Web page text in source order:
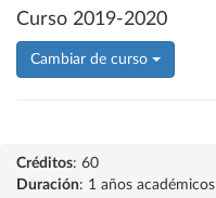
Curso 2019-2020
Cambiar de curso
Créditos: 60
Duración: 1 años académicos